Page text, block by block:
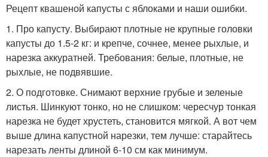
Рецепт квашеной капусты с яблоками и наши ошибки.
1. Про капусту. Выбирают плотные не крупные головки
капусты до 1.5-2 кг: и крепче, сочнее, менее рыхлые, и
нарезка аккуратней. Требования: белые, плотные, не
рыхлые, не подвявшие.
2. О подготовке. Снимают верхние грубые и зеленые
листья. Шинкуют тонко, но не слишком: чересчур тонкая
нарезка не будет хрустеть, становится мягкой. А вот чем
выше длина капустной нарезки, тем лучше: старайтесь
нарезать ленты длиной 6-10 см как минимум.